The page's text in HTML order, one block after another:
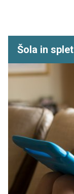
Šola in splet